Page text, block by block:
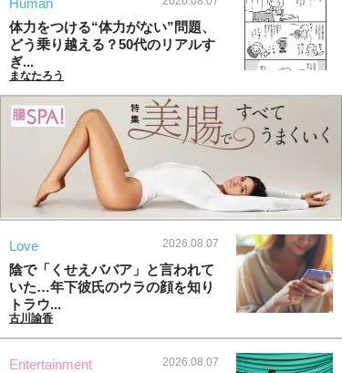
Human
体力をつける“体力がない”問題、
どう乗り越える？50代のリアルす
ぎ...
まなたろう
Love 2026.08.07
陰で「くせえババア」と言われて
いた…年下彼氏のウラの顔を知り
トラウ...
古川諭香
Entertainment 2026.08.07